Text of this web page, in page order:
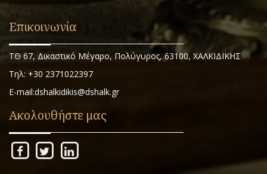
Επικοινωνία
ΤΘ 67, Δικαστικό Μέγαρο, Πολύγυρος, 63100, ΧΑΛΚΙΔΙΚΗΣ
Τηλ: +30 2371022397
E-mail:dshalkidikis@dshalk.gr
Ακολουθήστε μας